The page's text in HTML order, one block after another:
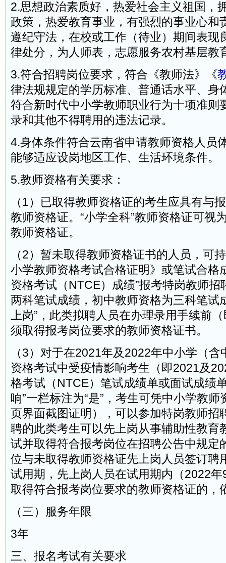
2.思想政治素质好，热爱社会主义祖国，
政策，热爱教育事业，有强烈的事业心和
遵纪守法，在校或工作（待业）期间表现
律处分，为人师表，志愿服务农村基层教
3.符合招聘岗位要求，符合《教师法》《
律法规规定的学历标准、普通话水平、身
符合新时代中小学教师职业行为十项准则
录和其他不得聘用的违法记录。
4.身体条件符合云南省申请教师资格人员
能够适应设岗地区工作、生活环境条件。
5.教师资格有关要求：
（1）已取得教师资格证的考生应具有与
教师资格证。“小学全科”教师资格证可视
教师资格证。
（2）暂未取得教师资格证书的人员，可
小学教师资格考试合格证明》或笔试合格
资格考试（NTCE）成绩”报考特岗教师招
两科笔试成绩，初中教师资格为三科笔试
上岗”，此类拟聘人员在办理录用手续前
须取得报考岗位要求的教师资格证书。
（3）对于在2021年及2022年中小学（
资格考试中受疫情影响考生（即2021及
格考试（NTCE）笔试成绩单或面试成绩
响”一栏标注为“是”，考生可凭中小学教
页界面截图证明），可以参加特岗教师招
聘的此类考生可以先上岗从事辅助性教育
试并取得符合报考岗位在招聘公告中规定
位与未取得教师资格证先上岗人员签订聘
试用期，先上岗人员在试用期内（2022
取得符合报考岗位要求的教师资格证的，
（三）服务年限
3年
三、报名考试有关要求